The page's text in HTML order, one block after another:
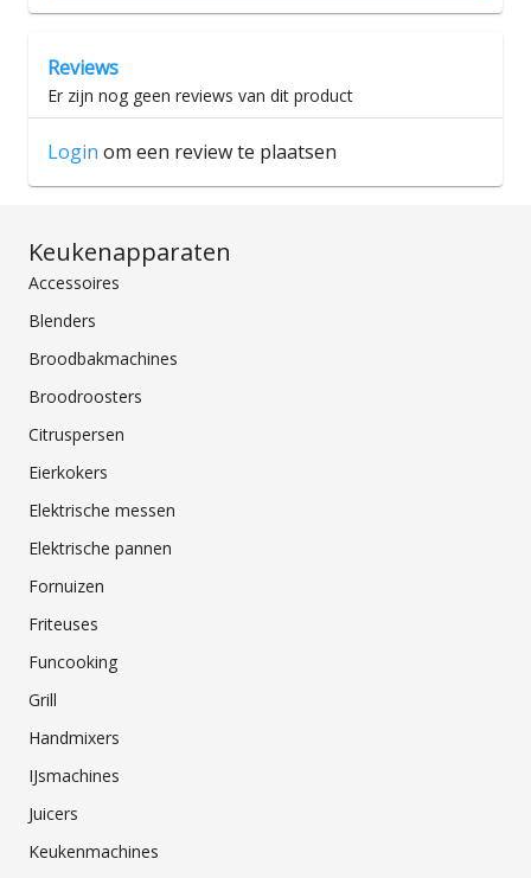
Reviews
Er zijn nog geen reviews van dit product
Login om een review te plaatsen
Keukenapparaten
Accessoires
Blenders
Broodbakmachines
Broodroosters
Citruspersen
Eierkokers
Elektrische messen
Elektrische pannen
Fornuizen
Friteuses
Funcooking
Grill
Handmixers
IJsmachines
Juicers
Keukenmachines